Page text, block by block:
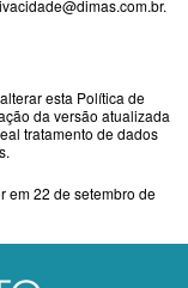
.
esta Política de
da versão atualizada
tratamento de dados
em 22 de setembro de